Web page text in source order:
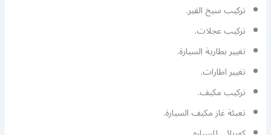
تركيب سيخ القير.
تركيب عجلات.
تغيير بطارية السيارة.
تغيير اطارات.
تركيب مكيف.
تعبئة غاز مكيف السيارة.